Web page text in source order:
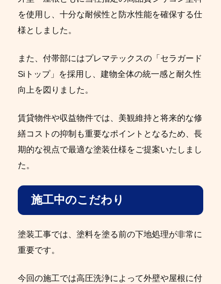
を使用し、十分な耐候性と防水性能を確保する仕
様としました。
また、付帯部にはプレマテックスの「セラガード
Siトップ」を採用し、建物全体の統一感と耐久性
向上を図りました。
賃貸物件や収益物件では、美観維持と将来的な修
繕コストの抑制も重要なポイントとなるため、長
期的な視点で最適な塗装仕様をご提案いたしまし
た。
施工中のこだわり
塗装工事では、塗料を塗る前の下地処理が非常に
重要です。
今回の施工では高圧洗浄によって外壁や屋根に付